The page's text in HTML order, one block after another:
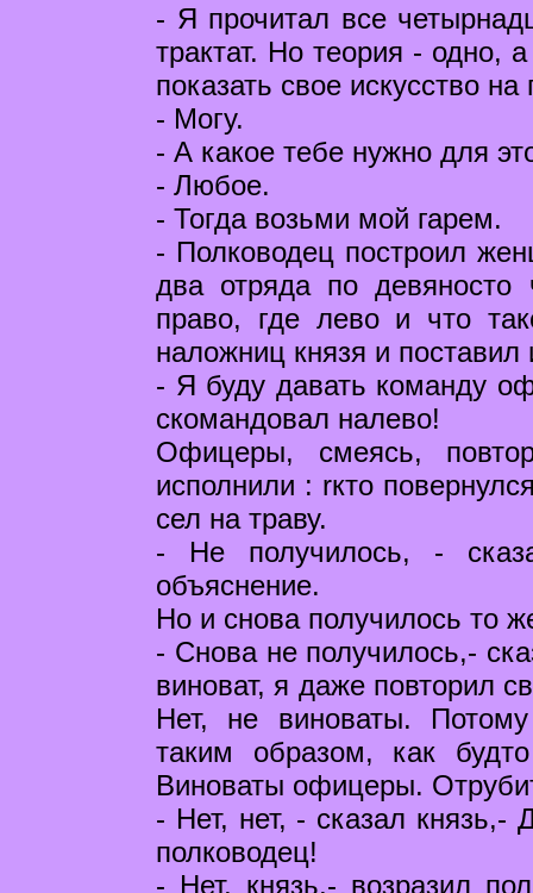
- Я прочитал все
трактат. Но теория - одно,
показать свое искусство на
- Могу.
- А какое тебе нужно для
- Любое.
- Тогда возьми мой гарем.
- Полководец построил
два отряда по
право, где лево и что
наложниц князя и
- Я буду давать команду
скомандовал налево!
Офицеры, смеясь,
исполнили : rкто
сел на траву.
- Не получилось, -
объяснение.
Но и снова получилось то
- Снова не получилось,-
виноват, я даже повторил
Нет, не виноваты.
таким образом, как
Виноваты офицеры.
- Нет, нет, - сказал князь,-
полководец!
- Нет, князь,- возразил